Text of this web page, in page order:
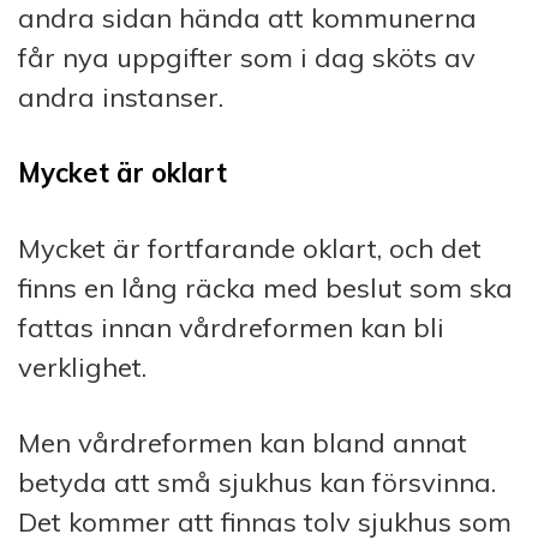
andra sidan hända att kommunerna
får nya uppgifter som i dag sköts av
andra instanser.
Mycket är oklart
Mycket är fortfarande oklart, och det
finns en lång räcka med beslut som ska
fattas innan vårdreformen kan bli
verklighet.
Men vårdreformen kan bland annat
betyda att små sjukhus kan försvinna.
Det kommer att finnas tolv sjukhus som